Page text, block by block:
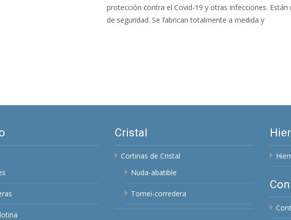
protección contra el Covid-19 y otras infecciones.
de seguridad. Se fabrican totalmente a medida y
Cristal
Cortinas de Cristal
Nuda-abatible
Tomei-corredera